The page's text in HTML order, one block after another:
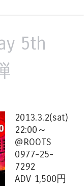
5th
2013.3.2(sat)
22:00～
@ROOTS
0977-25-
7292
ADV 1,500円